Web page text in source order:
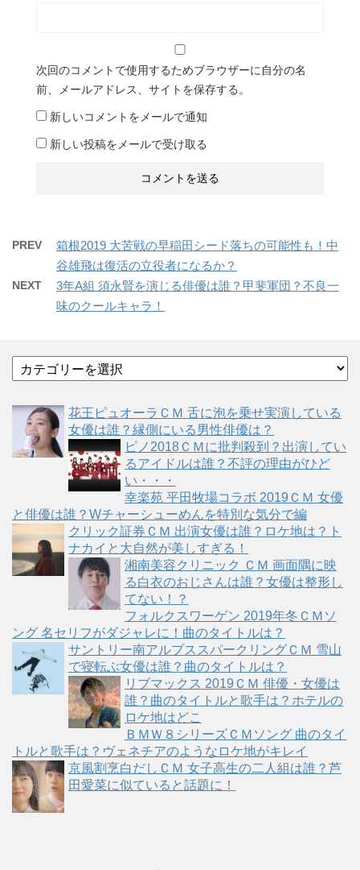
次回のコメントで使用するためブラウザーに自分の名
前、メールアドレス、サイトを保存する。
新しいコメントをメールで通知
新しい投稿をメールで受け取る
PREV
箱根2019 大苦戦の早稲田シード落ちの可能性も！中
谷雄飛は復活の立役者になるか？
NEXT
3年A組 須永賢を演じる俳優は誰？甲斐軍団？不良一
味のクールキャラ！
テ
リ
花王ピュオーラＣＭ 舌に泡を乗せ実演している
女優は誰？縁側にいる男性俳優は？
ピノ2018ＣＭに批判殺到？出演してい
るアイドルは誰？不評の理由がひど
い・・・
幸楽苑 平田牧場コラボ 2019ＣＭ 女優
と俳優は誰？Wチャーシューめんを特別な気分で編
クリック証券ＣＭ 出演女優は誰？ロケ地は？ト
ナカイと大自然が美しすぎる！
湘南美容クリニック ＣＭ 画面隅に映
る白衣のおじさんは誰？女優は整形し
てない！？
フォルクスワーゲン 2019年冬ＣＭソ
ング 名セリフがダジャレに！曲のタイトルは？
サントリー南アルプススパークリングＣＭ 雪山
で寝転ぶ女優は誰？曲のタイトルは？
リブマックス 2019ＣＭ 俳優・女優は
誰？曲のタイトルと歌手は？ホテルの
ロケ地はどこ
ＢＭＷ８シリーズＣＭソング 曲のタイ
トルと歌手は？ヴェネチアのようなロケ地がキレイ
京風割烹白だしＣＭ 女子高生の二人組は誰？芦
田愛菜に似ていると話題に！